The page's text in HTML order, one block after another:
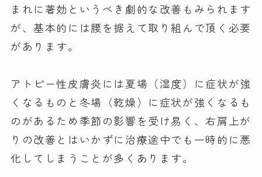
まれに著効というべき劇的な改善もみられます
が、基本的には腰を据えて取り組んで頂く必要
があります。
アトピー性皮膚炎には夏場（湿度）に症状が強
くなるものと冬場（乾燥）に症状が強くなるも
のがあるため季節の影響を受け易く、右肩上が
りの改善とはいかずに治療途中でも一時的に悪
化してしまうことが多くあります。